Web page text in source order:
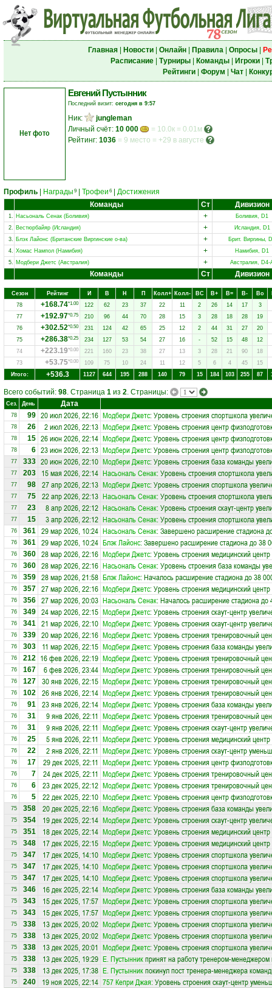
Главная| Новости| Онлайн| Правила| Опросы|
Расписание| Турниры| Команды| Игроки|
Рейтинги| Форум Чат|
Нет фото
Евгений Пустынник
Последний визит: сегодня в 9:57
Ник:
jungleman
Личный счёт: 10 000
= 10.0к = 0.01м
Рейтинг: 1036 = 9 место = +29 в августе
Профиль Награды 9 Трофеи 6
Достижения
Команды
Ст Дивизион
1. Насьональ Сенак (Боливия) +
Боливия, D1
2. Вестюрбайяр (Исландия) +
Исландия, D1
3. Блэк Лайонс (Британские Виргинские о-ва) +
Брит. Виргины,
4. Хомас Нампол (Намибия) +
Намибия, D1
5. Модбери Джетс (Австралия) + Австралия, D4-
Команды Ст Дивизион
Сезон Рейтинг И В Н П Колл+ Колл- ВC В+ В= В- Вo
78
+168.74*1.00 122 62 23 37 22 11 2 26 14 17
3
77
+192.97*0.75 210 96 44 70 28 15 3 28 18 28
19
76
+302.52*0.50 231 124 42 65 25 12 2 44 31 27
20
75
+286.38*0.25 234 127 53 54 27 16 - 52 15 48
12
74
+223.19*0.00 221 160 23 38 27 13 3 28 21 90
18
73
+53.75*0.00 109 75 10 24 11 12 5 6 4 45
15
Итого:
+536.3 1127 644 195 288 140 79 15 184 103 255 87
Всего событий: 98. Страница 1 из 2. Страницы:
Сез. День Дата
78 99 20 июл 2026, 22:16 Модбери Джетс: Уровень строения спортшкола
78 26 2 июл 2026, 22:13 Модбери Джетс: Уровень строения центр
78 15 26 июн 2026, 22:14 Модбери Джетс: Уровень строения центр
78 6 23 июн 2026, 22:13 Модбери Джетс: Уровень строения центр
77 333 20 июн 2026, 22:10 Модбери Джетс: Уровень строения база команды
77 203 15 мая 2026, 22:14 Насьональ Сенак: Уровень строения спортшкола
77 98 27 апр 2026, 22:13 Модбери Джетс: Уровень строения спортшкола
77 75 22 апр 2026, 22:13 Насьональ Сенак: Уровень строения спортшкола
77 23 8 апр 2026, 22:12 Насьональ Сенак: Уровень строения скаут-центр
77 15 3 апр 2026, 22:12 Насьональ Сенак: Уровень строения спортшкола
76 361 29 мар 2026, 10:24 Насьональ Сенак: Завершено расширение стадиона
76 361 29 мар 2026, 10:24 Блэк Лайонс: Завершено расширение стадиона до 38
76 360 28 мар 2026, 22:16 Модбери Джетс: Уровень строения медицинский
76 360 28 мар 2026, 22:16 Насьональ Сенак: Уровень строения база команды
76 359 28 мар 2026, 21:58 Блэк Лайонс: Началось расширение стадиона до 38
76 357 27 мар 2026, 22:16 Модбери Джетс: Уровень строения медицинский
76 356 27 мар 2026, 20:03 Насьональ Сенак: Началось расширение стадиона до
76 349 24 мар 2026, 22:15 Модбери Джетс: Уровень строения скаут-центр
76 341 21 мар 2026, 22:10 Модбери Джетс: Уровень строения скаут-центр
76 339 20 мар 2026, 22:16 Модбери Джетс: Уровень строения тренировочный
76 303 11 мар 2026, 22:15 Модбери Джетс: Уровень строения база команды
76 212 16 фев 2026, 22:19 Модбери Джетс: Уровень строения тренировочный
76 167 6 фев 2026, 23:44 Модбери Джетс: Уровень строения тренировочный
76 127 30 янв 2026, 22:15 Модбери Джетс: Уровень строения тренировочный
76 102 26 янв 2026, 22:14 Модбери Джетс: Уровень строения тренировочный
76 91 23 янв 2026, 22:14 Модбери Джетс: Уровень строения база команды
76 31 9 янв 2026, 22:11 Модбери Джетс: Уровень строения тренировочный
76 31 9 янв 2026, 22:11 Модбери Джетс: Уровень строения скаут-центр
76 25 5 янв 2026, 22:11 Модбери Джетс: Уровень строения медицинский
76 22 2 янв 2026, 22:11 Модбери Джетс: Уровень строения скаут-центр
76 17 29 дек 2025, 22:11 Модбери Джетс: Уровень строения центр
76 7 24 дек 2025, 22:11 Модбери Джетс: Уровень строения тренировочный
76 6 23 дек 2025, 22:12 Модбери Джетс: Уровень строения тренировочный
76 5 22 дек 2025, 22:10 Модбери Джетс: Уровень строения центр
75 358 20 дек 2025, 22:16 Модбери Джетс: Уровень строения база команды
75 354 19 дек 2025, 22:14 Модбери Джетс: Уровень строения скаут-центр
75 351 18 дек 2025, 22:14 Модбери Джетс: Уровень строения медицинский
75 348 17 дек 2025, 22:15 Модбери Джетс: Уровень строения медицинский
75 347 17 дек 2025, 14:10 Модбери Джетс: Уровень строения спортшкола
75 347 17 дек 2025, 14:10 Модбери Джетс: Уровень строения спортшкола
75 347 17 дек 2025, 14:10 Модбери Джетс: Уровень строения спортшкола
75 346 16 дек 2025, 22:14 Модбери Джетс: Уровень строения база команды
75 343 15 дек 2025, 17:57 Модбери Джетс: Уровень строения спортшкола
75 343 15 дек 2025, 17:57 Модбери Джетс: Уровень строения спортшкола
75 338 13 дек 2025, 20:02 Модбери Джетс: Уровень строения спортшкола
75 338 13 дек 2025, 20:02 Модбери Джетс: Уровень строения спортшкола
75 338 13 дек 2025, 20:01 Модбери Джетс: Уровень строения спортшкола
75 338 13 дек 2025, 19:29 Е. Пустынникпринят на работу тренером-
75 338 13 дек 2025, 17:38 Е. Пустынникпокинул пост тренера-менеджера
75 240 19 ноя 2025, 22:14 757 Кепри Джая: Уровень строения скаут-центр